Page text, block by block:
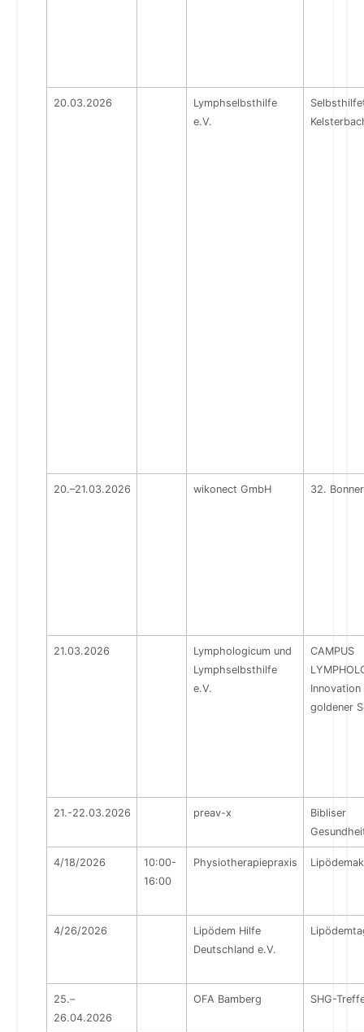
20.03.2026
Lymphselbsthilfe
e.V.
20.–21.03.2026 wikonect GmbH 32.
21.03.2026
Lymphologicum und
Lymphselbsthilfe
e.V.
CAMPUS
Innovation
goldener
21.-22.03.2026 preav-x
Bibliser
4/18/2026
10:00-
16:00
Physiotherapiepraxis
4/26/2026
Lipödem Hilfe
Deutschland e.V.
25.–
26.04.2026
OFA Bamberg SHG-